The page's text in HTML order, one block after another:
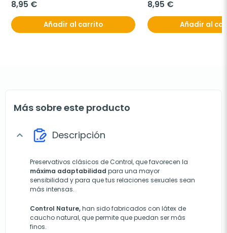
8,95 €
Añadir al carrito
8,95 €
Añadir al
Más sobre este producto
expand_more Descripción
Preservativos clásicos de Control, que favorecen la
máxima adaptabilidad para una mayor
sensibilidad y para que tus relaciones sexuales sean
más intensas.
Control Nature,han sido fabricados con látex de
caucho natural, que permite que puedan ser más
finos.